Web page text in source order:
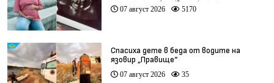
при същия лекар (видео)
07 август 2026 5170
Спасиха дете в беда от водите на
язовир „Правище“
07 август 2026 35